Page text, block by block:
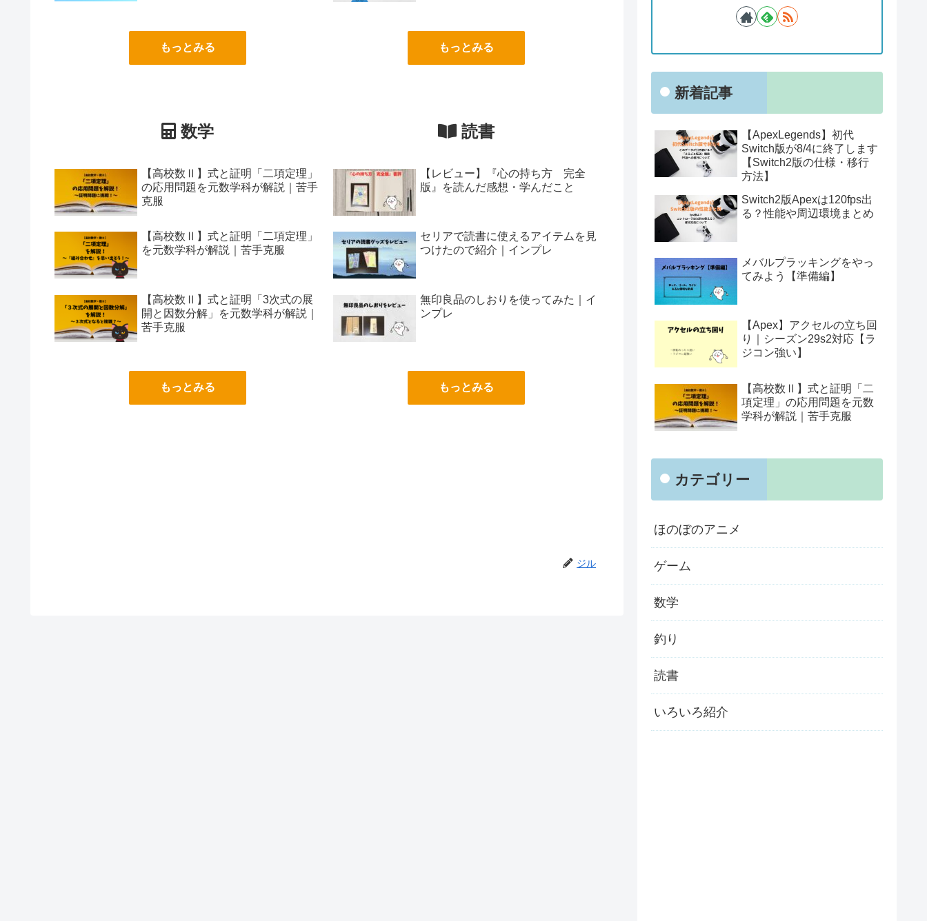
もっとみる もっとみる
数学
【高校数Ⅱ】式と証明「二項定理」
の応用問題を元数学科が解説｜苦手
克服
【高校数Ⅱ】式と証明「二項定理」
を元数学科が解説｜苦手克服
【高校数Ⅱ】式と証明「3次式の展
開と因数分解」を元数学科が解説｜
苦手克服
もっとみる
読書
【レビュー】『心の持ち方 完全
版』を読んだ感想・学んだこと
セリアで読書に使えるアイテムを見
つけたので紹介｜インプレ
無印良品のしおりを使ってみた｜イ
ンプレ
もっとみる
ジル
新着記事
【ApexLegends】初代
Switch版が8/4に終了します
【Switch2版の仕様・移行
方法】
Switch2版Apexは120fps出
る？性能や周辺環境まとめ
メバルプラッキングをやっ
てみよう【準備編】
【Apex】アクセルの立ち回
り｜シーズン29s2対応【ラ
ジコン強い】
【高校数Ⅱ】式と証明「二
項定理」の応用問題を元数
学科が解説｜苦手克服
カテゴリー
ほのぼのアニメ
ゲーム
数学
釣り
読書
いろいろ紹介